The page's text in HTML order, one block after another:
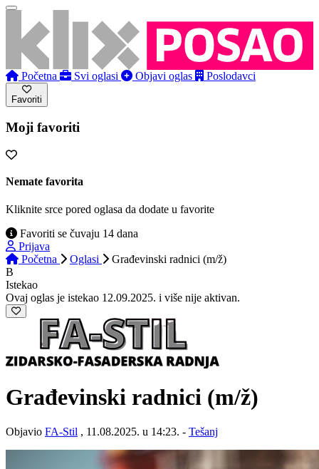
Početna Svi oglasi Objavi oglas Poslodavci
Favoriti
Moji favoriti
Nemate favorita
Kliknite srce pored oglasa da dodate u favorite
Favoriti se čuvaju 14 dana
Prijava
Početna
Oglasi
Građevinski radnici (m/ž)
B
Istekao
Ovaj oglas je istekao 12.09.2025. i više nije aktivan.
Građevinski radnici (m/ž)
Objavio FA-Stil , 11.08.2025. u 14:23. - Tešanj